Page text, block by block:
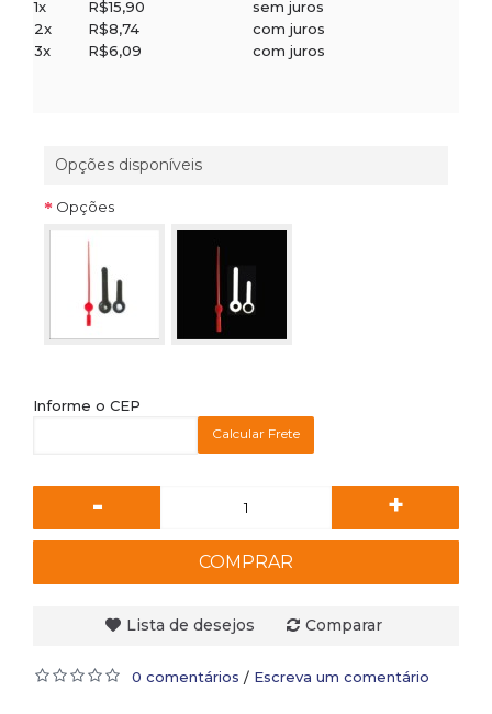
1x R$15,90
sem juros
2x
R$8,74
com juros
3x
R$6,09 com juros
Opções disponíveis
Opções
Informe o CEP
Calcular Frete
- +
COMPRAR
Lista de desejos Comparar
0 comentários / Escreva um comentário